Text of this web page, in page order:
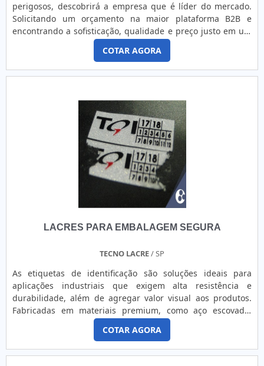
perigosos, descobrirá a empresa que é líder do mercado.
Solicitando um orçamento na maior plataforma B2B e
encontrando a sofisticação, qualidade e preço justo em um
só lugar. Quando o tema é rótulos de riscos de produtos
perigosos, com a FKX Etiquetas e Rótulos encontramos
ótima qualidade com pagamento acessível.UM POUCO MAIS
SOBRE RÓTULOS DE RISCOS DE PRODUTOS PERIGOSOSHá
excelência em sua área de atuação. A FKX Etiquetas e
Rótulos canaliza seus esforços em criar uma estrutura com:
Catálogo diversificado de produtos; Escritório de alta
qualidade onde são realizadas as atividades; Mais de 15
anos no mercado. Tudo isso para oferecer rótulos de
produtos perigosos com assertividade. Sem perder o foco
em rótulos de riscos de produtos perigosos, mais do que
visar apenas lucratividade, deve oferecer produtos e
serviços que tenham ótima qualidade e proteção, pontos
empresas que visam apenas o lucro, deixando a desejar nos
a FKX Etiquetas e Rótulos é inovadora quando se trata do
o que há de melhor na atualidade para os nossos clientes.
Tem uma equipe com profissionais com vasta experiência
nas diversas áreas de atuação que terão o maior prazer em
auxiliar com suas dúvidas.OUTROS DETALHES IMPORTANTES
SOBRE A EMPRESAApenas na FKX Etiquetas e Rótulos tem
tudo que se precisa para etiquetas e rótulos adesivos. Os
clientes encontram itens como rótulos e etiquetas pré-
COTAR AGORA
LACRES PARA EMBALAGEM SEGURA
TECNO LACRE/ SP
As etiquetas de identificação são soluções ideais para
aplicações industriais que exigem alta resistência e
durabilidade, além de agregar valor visual aos produtos.
Fabricadas em materiais premium, como aço escovado,
BOPP, poliéster (nas versões branca e prata), policarbonato
(cristal e texturizado) e vinil (branco, colorido, fosco e
transparente), elas oferecem excelente aderência em
diversas superfícies. Totalmente personalizáveis, as
COTAR AGORA